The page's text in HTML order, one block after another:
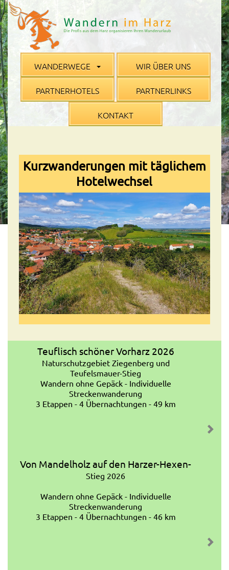
WANDERWEGE WIR ÜBER UNS
PARTNERHOTELS PARTNERLINKS
KONTAKT
Kurzwanderungen mit täglichem
Hotelwechsel
Teuflisch schöner Vorharz 2026
Naturschutzgebiet Ziegenberg und
Teufelsmauer-Stieg
Wandern ohne Gepäck - Individuelle
Streckenwanderung
3 Etappen - 4 Übernachtungen - 49 km
Von Mandelholz auf den Harzer-Hexen-
Stieg 2026
Wandern ohne Gepäck - Individuelle
Streckenwanderung
3 Etappen - 4 Übernachtungen - 46 km